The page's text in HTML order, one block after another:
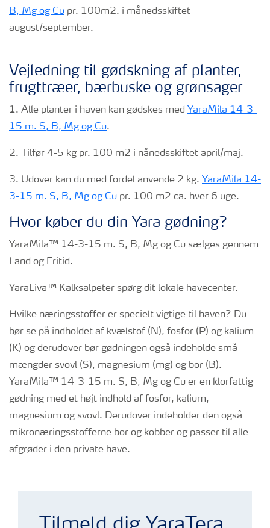
B, Mg og Cu pr. 100m2. i månedsskiftet
august/september.
Vejledning til gødskning af planter,
frugttræer, bærbuske og grønsager
1. Alle planter i haven kan gødskes med YaraMila 14-3-
15 m. S, B, Mg og Cu.
2. Tilfør 4-5 kg pr. 100 m2 i nånedsskiftet april/maj.
3. Udover kan du med fordel anvende 2 kg. YaraMila 14-
3-15 m. S, B, Mg og Cu pr. 100 m2 ca. hver 6 uge.
Hvor køber du din Yara gødning?
YaraMila™ 14-3-15 m. S, B, Mg og Cu sælges gennem
Land og Fritid.
YaraLiva™ Kalksalpeter spørg dit lokale havecenter.
Hvilke næringsstoffer er specielt vigtige til haven? Du
bør se på indholdet af kvælstof (N), fosfor (P) og kalium
(K) og derudover bør gødningen også indeholde små
mængder svovl (S), magnesium (mg) og bor (B).
YaraMila™ 14-3-15 m. S, B, Mg og Cu er en klorfattig
gødning med et højt indhold af fosfor, kalium,
magnesium og svovl. Derudover indeholder den også
mikronæringsstofferne bor og kobber og passer til alle
afgrøder i den private have.
Niels med agurker